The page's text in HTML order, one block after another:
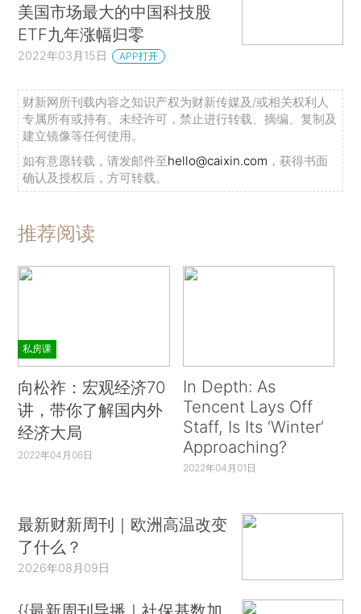
美国市场最大的中国科技股
ETF九年涨幅归零
2022年03月15日 APP打开
财新网所刊载内容之知识产权为财新传媒及/或相关权利人
专属所有或持有。未经许可，禁止进行转载、摘编、复制及
建立镜像等任何使用。
如有意愿转载，请发邮件至hello@caixin.com ，获得书面
确认及授权后，方可转载。
推荐阅读
私房课
向松祚：宏观经济70
讲，带你了解国内外
经济大局
2022年04月06日
In Depth: As
Tencent Lays Off
Staff, Is Its ‘Winter’
Approaching?
2022年04月01日
最新财新周刊｜欧洲高温改变
了什么？
2026年08月09日